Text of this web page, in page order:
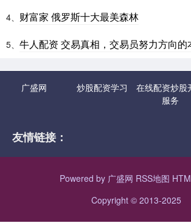
4、 财富家 俄罗斯十大最美森林
5、 牛人配资 交易真相，交易员努力方向的
广盛网 炒股配资学习
在线配资炒股
服务
友情链接：
Powered by 广盛网 RSS地图
Copyright © 2013-2025